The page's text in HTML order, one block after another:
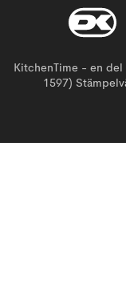
KitchenTime - en
1597)